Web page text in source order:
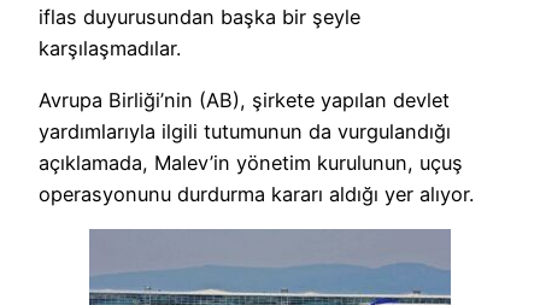
iflas duyurusundan başka bir şeyle
karşılaşmadılar.
Avrupa Birliği’nin (AB), şirkete yapılan devlet
yardımlarıyla ilgili tutumunun da vurgulandığı
açıklamada, Malev’in yönetim kurulunun, uçuş
operasyonunu durdurma kararı aldığı yer alıyor.